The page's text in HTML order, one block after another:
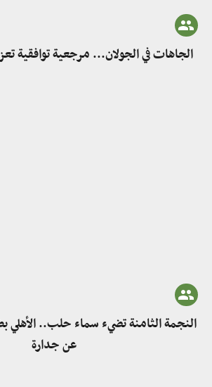
الجاهات في الجولان... مرجعية توافقية
النجمة الثامنة تضيء سماء حلب.. الأهلي
عن جدارة